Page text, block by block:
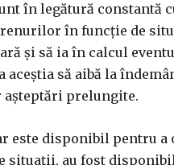
în legătură
în funcție de
și să ia în calcul
aceștia să aibă la
așteptări prelungite.
este disponibil pentru
situații, au fost